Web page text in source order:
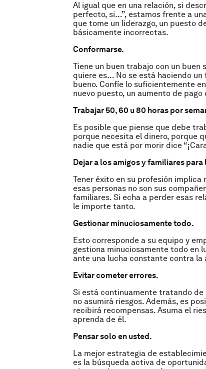
Al igual que en una relación, si
perfecto, si…”, estamos frente a
que tome un liderazgo, un puesto
básicamente incorrectas.
Conformarse.
Tiene un buen trabajo con un buen
quiere es… No se está haciendo
bueno. Confíe lo suficientemente
nuevo puesto, un aumento de
Trabajar 50, 60 u 80 horas por
Es posible que piense que debe
porque necesita el dinero, porque
nadie que está por morir dice
Dejar a los amigos y familiares
Tener éxito en su profesión implica
esas personas no son sus
familiares. Si echa a perder esas
le importe tanto.
Gestionar minuciosamente todo.
Esto corresponde a su equipo y
gestiona minuciosamente todo en
ante una lucha constante contra la
Evitar cometer errores.
Si está continuamente tratando
no asumirá riesgos. Además, es
recibirá recompensas. Asuma el
aprenda de él.
Pensar solo en usted.
La mejor estrategia de
es la búsqueda activa de